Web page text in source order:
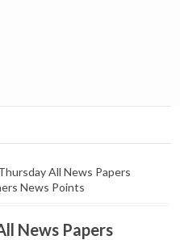
All News Papers
News Points
News Papers